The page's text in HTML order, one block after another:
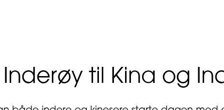
Inderøy til Kina og